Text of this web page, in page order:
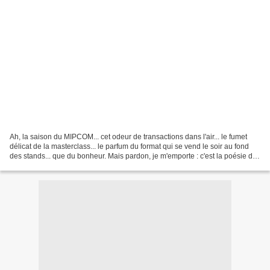
Ah, la saison du MIPCOM... cet odeur de transactions dans l'air... le fumet
délicat de la masterclass... le parfum du format qui se vend le soir au fond
des stands... que du bonheur. Mais pardon, je m'emporte : c'est la poésie du